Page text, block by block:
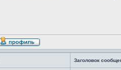
Заголовок